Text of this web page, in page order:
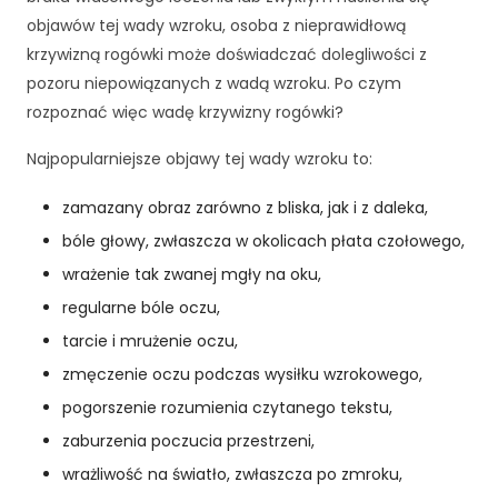
objawów tej wady wzroku, osoba z nieprawidłową
krzywizną rogówki może doświadczać dolegliwości z
pozoru niepowiązanych z wadą wzroku. Po czym
rozpoznać więc wadę krzywizny rogówki?
Najpopularniejsze objawy tej wady wzroku to:
zamazany obraz zarówno z bliska, jak i z daleka,
bóle głowy, zwłaszcza w okolicach płata czołowego,
wrażenie tak zwanej mgły na oku,
regularne bóle oczu,
tarcie i mrużenie oczu,
zmęczenie oczu podczas wysiłku wzrokowego,
pogorszenie rozumienia czytanego tekstu,
zaburzenia poczucia przestrzeni,
wrażliwość na światło, zwłaszcza po zmroku,
z
n
T
e
li
c
o
ki
e
e
o
p